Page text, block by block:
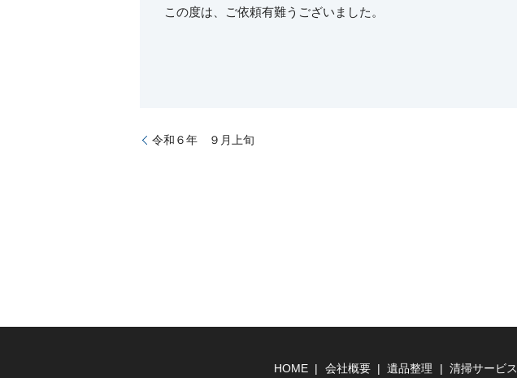
この度は、ご依頼有難うございました。
令和６年 ９月上旬
HOME 会社概要 遺品整理 清掃サービス